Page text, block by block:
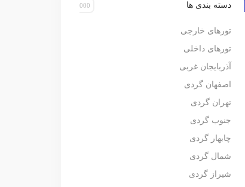
دسته بندی ها
تورهای خارجی
تورهای داخلی
آذربایجان غربی
اصفهان گردی
تهران گردی
جنوب گردی
چابهار گردی
شمال گردی
شیراز گردی